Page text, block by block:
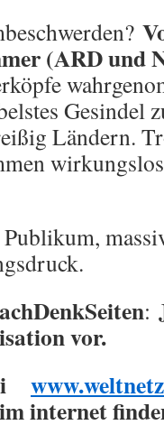
(ARD und
Gesindel
Ländern.
:
vor.
internet